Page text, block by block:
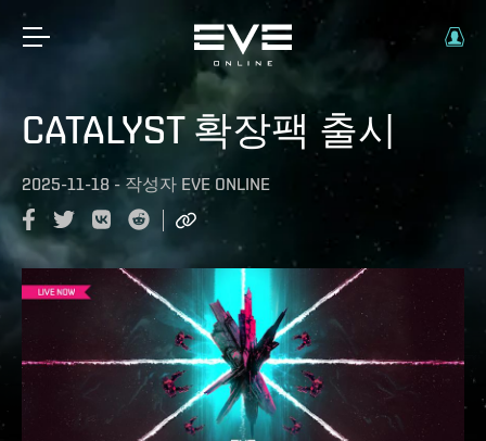
CATALYST 확장팩 출시
2025-11-18 - 작성자 EVE ONLINE